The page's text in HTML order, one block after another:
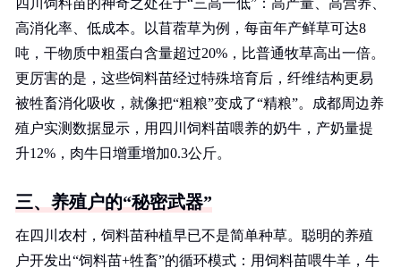
四川饲料苗的神奇之处在于“三高一低”：高产量、高营养、
高消化率、低成本。以苜蓿草为例，每亩年产鲜草可达8
吨，干物质中粗蛋白含量超过20%，比普通牧草高出一倍。
更厉害的是，这些饲料苗经过特殊培育后，纤维结构更易
被牲畜消化吸收，就像把“粗粮”变成了“精粮”。成都周边养
殖户实测数据显示，用四川饲料苗喂养的奶牛，产奶量提
升12%，肉牛日增重增加0.3公斤。
三、养殖户的“秘密武器”
在四川农村，饲料苗种植早已不是简单种草。聪明的养殖
户开发出“饲料苗+牲畜”的循环模式：用饲料苗喂牛羊，牛